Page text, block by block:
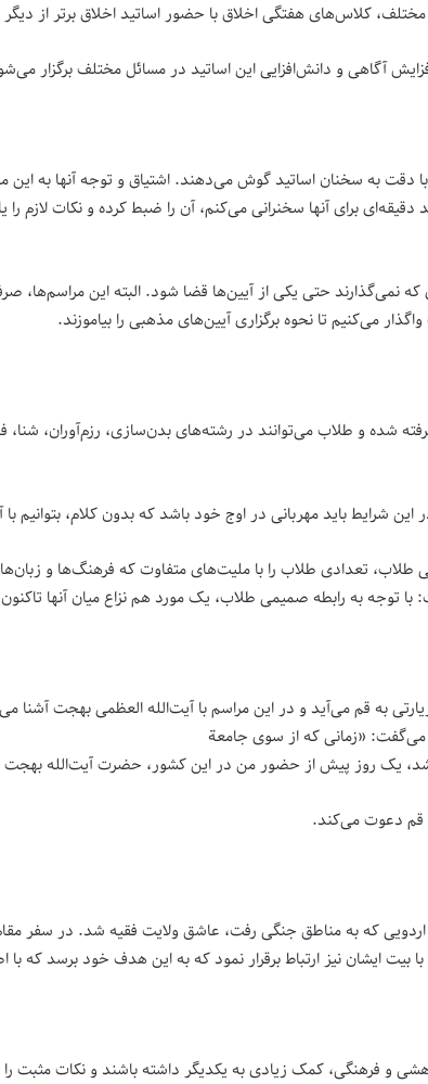
کلاس‌های هفتگی اخلاق با حضور اساتید اخلاق برتر از دیگر
آگاهی و دانش‌افزایی این اساتید در مسائل مختلف برگزار
به سخنان اساتید گوش می‌دهند. اشتیاق و توجه آنها به این
برای آنها سخنرانی می‌کنم، آن را ضبط کرده و نکات‌ لازم
حتی یکی از آیین‌ها قضا شود. البته این مراسم‌ها،
می‌کنیم تا نحوه برگزاری آیین‌های مذهبی را بیاموزند.
شده و طلاب می‌توانند در رشته‌های بدن‌سازی، رزم‌آوران،
شرایط باید مهربانی در اوج خود باشد که بدون کلام، بتوانیم
طلاب، تعدادی طلاب را با ملیت‌های متفاوت که فرهنگ‌ها و
با توجه به رابطه صمیمی طلاب، یک مورد هم نزاع میان آنها
به قم می‌آید و در این مراسم با آیت‌الله العظمی بهجت
می‌گفت: «زمانی که از سوی جامعة
یک روز پیش از حضور من در این کشور، حضرت آیت‌الله بهجت
قم دعوت می‌کند.
که به مناطق جنگی رفت، عاشق ولایت فقیه شد. در سفر
با بیت ایشان نیز ارتباط برقرار نمود که به این هدف خود برسد که
و فرهنگی، کمک زیادی به یکدیگر داشته باشند و نکات مثبت